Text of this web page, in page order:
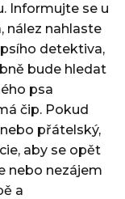
Informujte se u
nález nahlaste
detektiva,
bude hledat
psa
čip. Pokud
přátelský,
aby se opět
nebo nezájem
a